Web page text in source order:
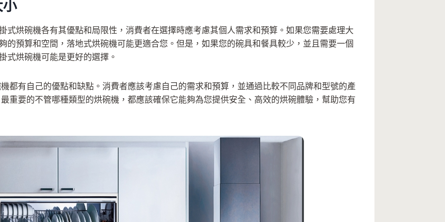
小
式烘碗機各有其優點和局限性，消費者在選擇時應考慮其個人需求和預算。如果您需要處理大
的預算和空間，落地式烘碗機可能更適合您。但是，如果您的碗具和餐具較少，並且需要一個
式烘碗機可能是更好的選擇。
都有自己的優點和缺點。消費者應該考慮自己的需求和預算，並通過比較不同品牌和型號的產
重要的不管哪種類型的烘碗機，都應該確保它能夠為您提供安全、高效的烘碗體驗，幫助您有